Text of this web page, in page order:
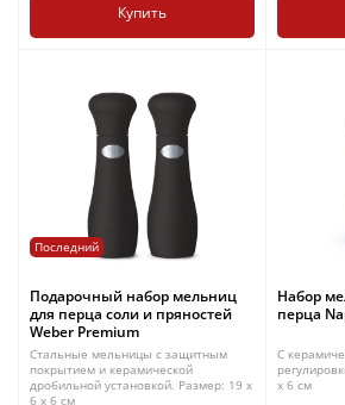
Купить
Последний
Подарочный набор мельниц
для перца соли и пряностей
Weber Premium
Стальные мельницы с защитным
покрытием и керамической
дробильной установкой. Размер: 19 x
6 x 6 см
Набор
перца
С
x 6 см